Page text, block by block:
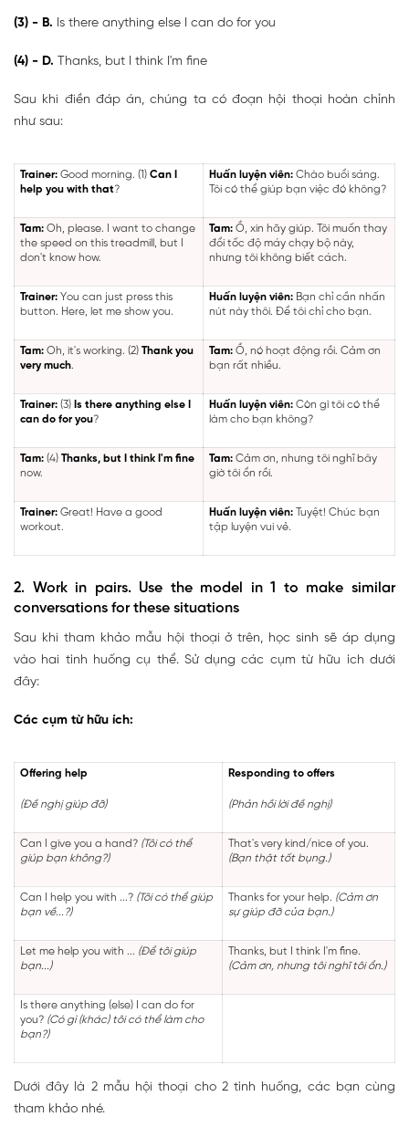
(3) - B. Is there anything else I can do for you
(4) - D. Thanks, but I think I'm fine
Sau khi điền đáp án, chúng ta có đoạn hội thoại hoàn chỉnh
như sau:
Trainer: Good morning. (1) Can I
help you with that?
Huấn luyện viên: Chào buổi sáng.
Tôi có thể giúp bạn việc đó không?
Tam: Oh, please. I want to change
the speed on this treadmill, but I
don't know how.
Tam: Ồ, xin hãy giúp. Tôi muốn thay
đổi tốc độ máy chạy bộ này,
nhưng tôi không biết cách.
Trainer: You can just press this
button. Here, let me show you.
Huấn luyện viên: Bạn chỉ cần nhấn
nút này thôi. Để tôi chỉ cho bạn.
Tam: Oh, it's working. (2) Thank you
very much.
Tam: Ồ, nó hoạt động rồi. Cảm ơn
bạn rất nhiều.
Trainer: (3) Is there anything else I
can do for you?
Huấn luyện viên: Còn gì tôi có thể
làm cho bạn không?
Tam: (4) Thanks, but I think I'm fine
now.
Tam: Cảm ơn, nhưng tôi nghĩ bây
giờ tôi ổn rồi.
Trainer: Great! Have a good
workout.
Huấn luyện viên: Tuyệt! Chúc bạn
tập luyện vui vẻ.
2. Work in pairs. Use the model in 1 to make similar
conversations for these situations
Sau khi tham khảo mẫu hội thoại ở trên, học sinh sẽ áp dụng
vào hai tình huống cụ thể. Sử dụng các cụm từ hữu ích dưới
đây:
Các cụm từ hữu ích:
Offering help
(Đề nghị giúp đỡ)
Responding to offers
(Phản hồi lời đề nghị)
Can I give you a hand? (Tôi có thể
giúp bạn không?)
That's very kind/nice of you.
(Bạn thật tốt bụng.)
Can I help you with ...? (Tôi có thể giúp
bạn về...?)
Thanks for your help. (Cảm ơn
sự giúp đỡ của bạn.)
Let me help you with ... (Để tôi giúp
bạn...)
Thanks, but I think I'm fine.
(Cảm ơn, nhưng tôi nghĩ tôi ổn.)
Is there anything (else) I can do for
you? (Có gì (khác) tôi có thể làm cho
bạn?)
Dưới đây là 2 mẫu hội thoại cho 2 tình huống, các bạn cùng
tham khảo nhé.